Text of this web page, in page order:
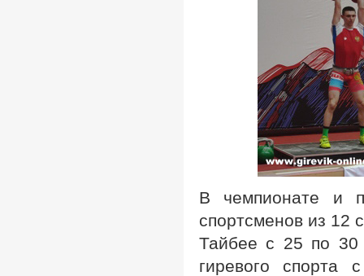
В чемпионате и
спортсменов из 12
Тайбее с 25 по 30
гиревого спорта